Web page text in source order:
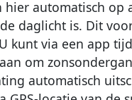
hier automatisch
daglicht is. Dit
U kunt via een app
om
automatisch